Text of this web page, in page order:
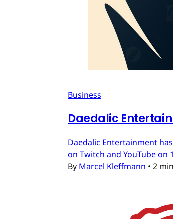
Business
Daedalic
Daedalic Entertainment
on Twitch and YouTube
By Marcel Kleffmann • 2